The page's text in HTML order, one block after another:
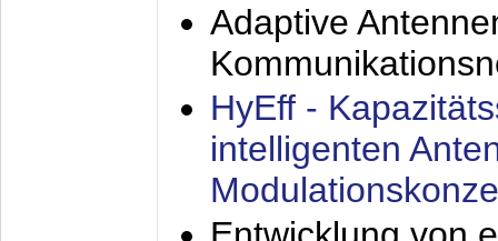
Adaptive
HyEff -
intelligenten